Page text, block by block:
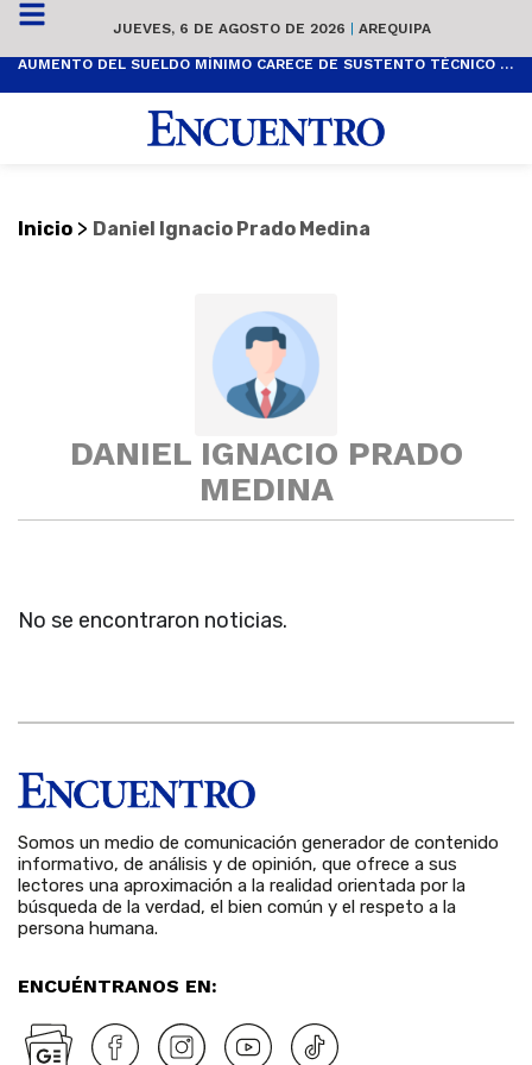
JUEVES, 6 DE AGOSTO DE 2026 | AREQUIPA
AUMENTO DEL SUELDO MÍNIMO CARECE DE SUSTENTO TÉCNICO Y ES POPULISTA
Inicio > Daniel Ignacio Prado Medina
DANIEL IGNACIO PRADO
MEDINA
No se encontraron noticias.
Somos un medio de comunicación generador de contenido
informativo, de análisis y de opinión, que ofrece a sus
lectores una aproximación a la realidad orientada por la
búsqueda de la verdad, el bien común y el respeto a la
persona humana.
ENCUÉNTRANOS EN: